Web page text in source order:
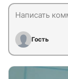
Гость